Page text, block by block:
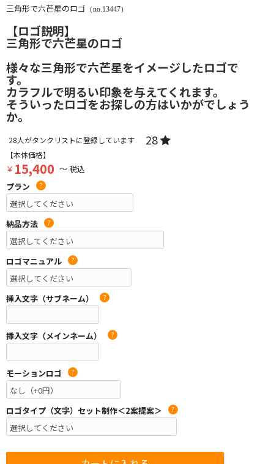
三角形で六芒星のロゴ （no.13447）
【ロゴ説明】
三角形で六芒星のロゴ
様々な三角形で六芒星をイメージしたロゴで
す。
カラフルで明るい印象を与えてくれます。
そういったロゴをお探しの方はいかがでしょう
か。
28人がタンクリストに登録しています 28
【本体価格】
￥ 15,400 ～ 税込
プラン
?
納品方法 ?
ロゴマニュアル ?
挿入文字（サブネーム） ?
挿入文字（メインネーム） ?
モーションロゴ ?
ロゴタイプ（文字）セット制作＜2案提案＞ ?